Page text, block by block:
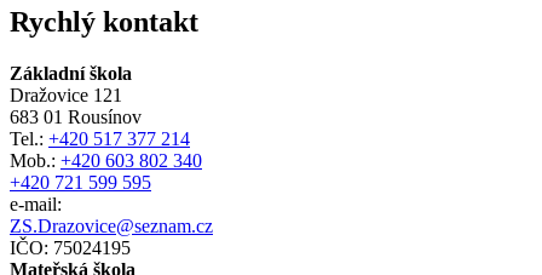
Rychlý kontakt
Základní škola
Dražovice 121
683 01 Rousínov
Tel.: +420 517 377 214
Mob.: +420 603 802 340
+420 721 599 595
e-mail:
ZS.Drazovice@seznam.cz
IČO: 75024195
Mateřská škola